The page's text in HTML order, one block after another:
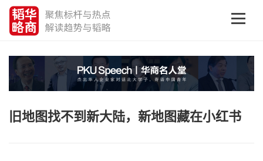
旧地图找不到新大陆，新地图藏在小红书